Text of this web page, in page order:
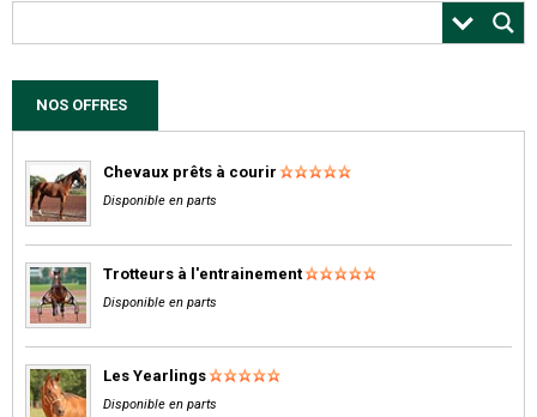
NOS OFFRES
Chevaux prêts à courir
Disponible en parts
Trotteurs à l'entrainement
Disponible en parts
Les Yearlings
Disponible en parts